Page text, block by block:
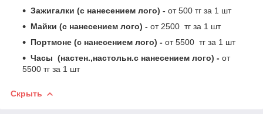
Зажигалки (с нанесением лого) - от 500 тг за 1 шт
Майки (с нанесением лого) - от 2500 тг за 1 шт
Портмоне (с нанесением лого) - от 5500 тг за 1 шт
Часы (настен.,настольн.с нанесением лого) - от
5500 тг за 1 шт
Скрыть